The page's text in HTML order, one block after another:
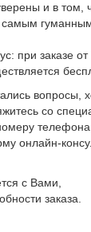
и в том,
самым
при заказе
вопросы,
со
онлайн-
с Вами,
заказа.